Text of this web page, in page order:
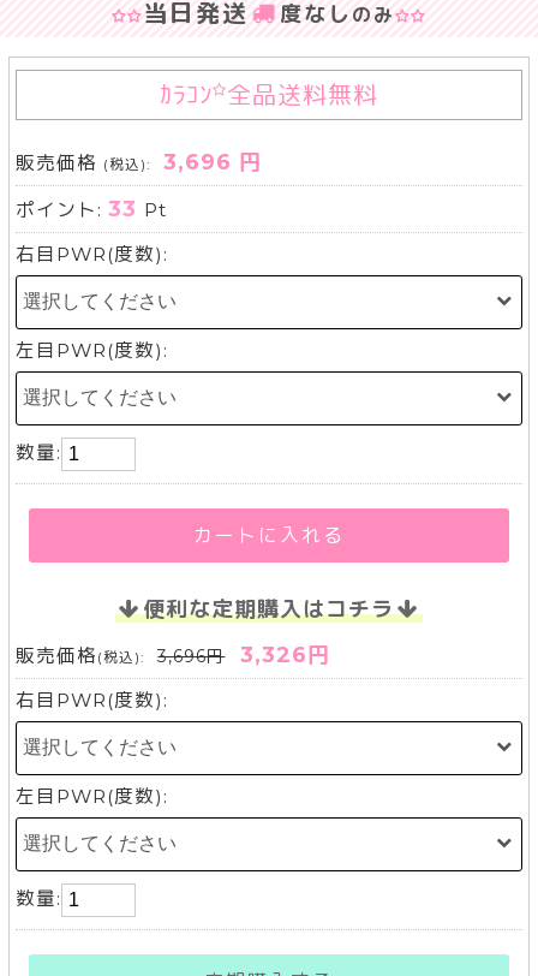
当日発送 度なし のみ
ｶﾗｺﾝ 全品送料無料
販売価格 (税込): 3,696 円
ポイント:33 Pt
右目PWR(度数):
左目PWR(度数):
数量:
カートに入れる
便利な定期購入はコチラ
販売価格 (税込): 3,696円 3,326円
右目PWR(度数):
左目PWR(度数):
数量: